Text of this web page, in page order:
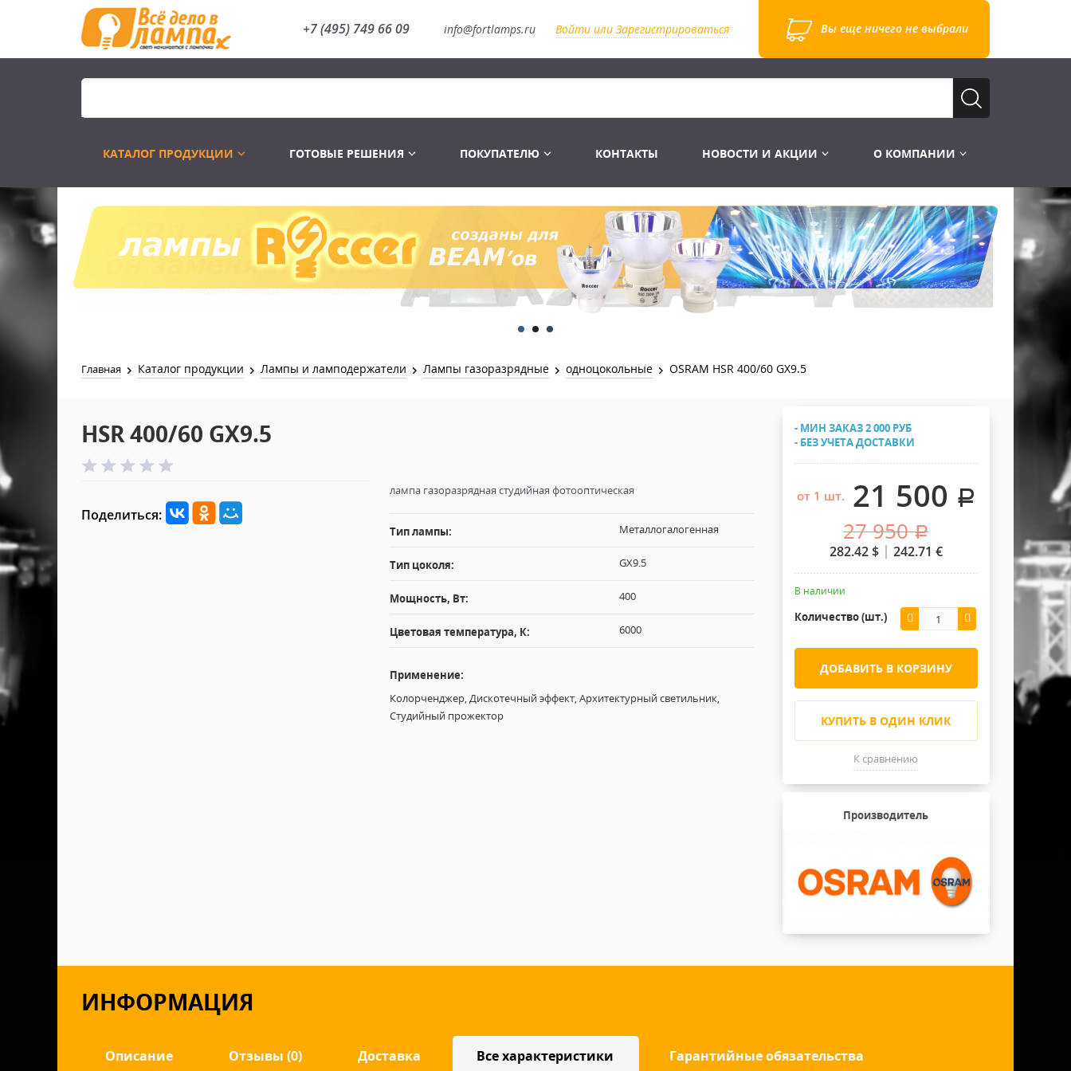
+7 (495) 749 66 09 info@fortlamps.ru Войти или Зарегистрироваться Вы еще ничего не выбрали
КАТАЛОГ ПРОДУКЦИИ
Распродажа
Лампы Винтаж Ретро Декор
Лампы галогенные 6-120 V
Лампы студийные 110-240 V
Лампы-фары PAR
Лампы для бассейна
Лампы газоразрядные
Лампы UV TUV HNS
Лампы видеопроекторные
Пускорегулирующая аппаратура
Распродажа
Перчатки
Сумки и подсумки
Ремни и страховка
Инструменты
Готовые комплекты
Конструктор МИКРОСЦЕНА
Распродажа
Световое оборудование
Аксессуары для света
Лебёдки и Аксессуары
Фермы Штативы Стойки
Хомуты Кронштейны Страховка
Защитные чехлы и Кейсы
Распродажа
2х канальные модули
6и канальные модули
Лежачий полицейский ИДН
ГОТОВЫЕ РЕШЕНИЯ ПОКУПАТЕЛЮ КОНТАКТЫ НОВОСТИ И АКЦИИ О КОМПАНИИ
Главная Каталог продукции Лампы и ламподержатели Лампы газоразрядные одноцокольные OSRAM HSR 400/60 GX9.5
HSR 400/60 GX9.5
Поделиться:
лампа газоразрядная студийная фотооптическая
Тип лампы: Металлогалогенная
Тип цоколя: GX9.5
Мощность, Вт: 400
Цветовая температура, К: 6000
Применение:
Колорченджер, Дискотечный эффект, Архитектурный светильник,
Студийный прожектор
- МИН ЗАКАЗ 2 000 РУБ
- БЕЗ УЧЕТА ДОСТАВКИ
от 1 шт. 21 500 .
27 950 .
282.42$ 242.71 €
В наличии
Количество (шт.)
ДОБАВИТЬ В КОРЗИНУ
КУПИТЬ В ОДИН КЛИК
К сравнению
Производитель
ИНФОРМАЦИЯ
Описание Отзывы (0) Доставка Все характеристики Гарантийные обязательства